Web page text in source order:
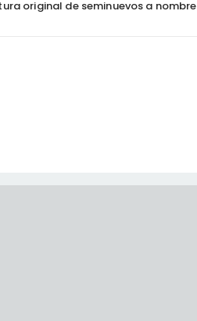
original de seminuevos a nombre